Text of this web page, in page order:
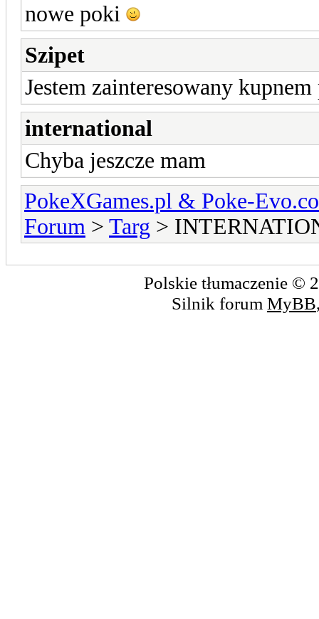
nowe poki
Szipet
Jestem zainteresowany
international
Chyba jeszcze mam
PokeXGames.pl & Poke-
Forum > Targ >
Polskie tłumaczenie ©
Silnik forum MyBB